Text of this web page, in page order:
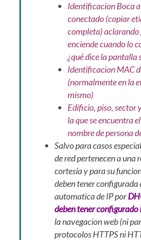
Identificacion Boca
conectado (copiar
completa) aclarando
enciende cuando lo
¿qué dice la pantalla
Identificacion MAC
(normalmente en la
mismo)
Edificio, piso, sector
la que se encuentra
nombre de persona
Salvo para casos
de red pertenecen a una
cortesía y para su
deben tener configurada
automatica de IP por
deben tener configurado
la navegacion web (ni
protocolos HTTPS ni